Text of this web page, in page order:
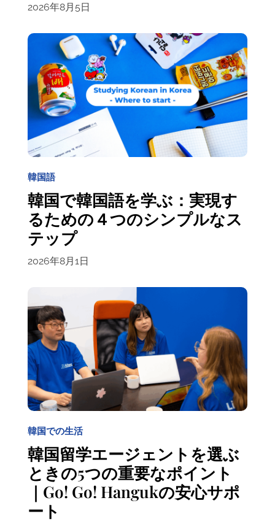
2026年8月5日
韓国語
韓国で韓国語を学ぶ：実現す
るための４つのシンプルなス
テップ
2026年8月1日
韓国での生活
韓国留学エージェントを選ぶ
ときの5つの重要なポイント
｜Go! Go! Hangukの安心サポ
ート